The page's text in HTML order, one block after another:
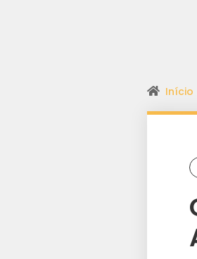
Início